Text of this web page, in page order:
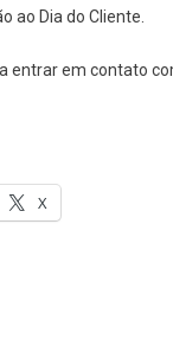
ao Dia do Cliente.
em contato
X